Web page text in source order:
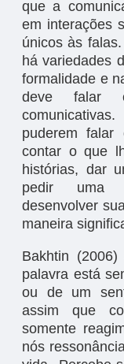
que a
em interações
únicos às
há variedades
formalidade e
deve falar
puderem falar
contar o que
histórias, dar
pedir uma
desenvolver
maneira
Bakhtin
palavra está
ou de um
assim que
somente
nós